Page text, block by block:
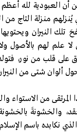
أن العبودية لله
منزلة التاج
تلك النيران
لا علم لهم بالأصول
على قلب من نور،
ألوان شتى من
المرتقى من الاستواء
والخشونةَ
نكابده باسم